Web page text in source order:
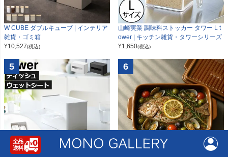
W CUBE ダブルキューブ | インテリア
雑貨・ゴミ箱
¥10,527(税込)
山崎実業 調味料ストッカー タワー L t
ower | キッチン雑貨・タワーシリーズ
¥1,650(税込)
5 6